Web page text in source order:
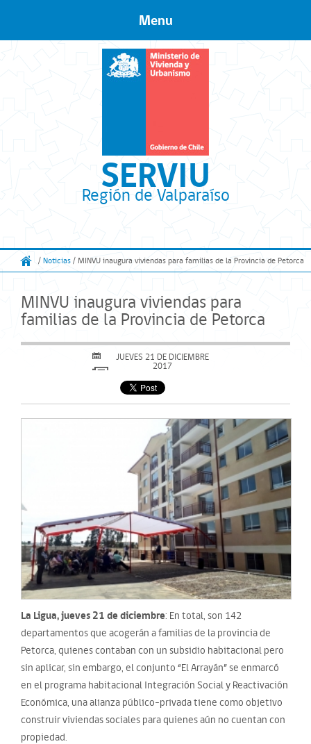
SERVIU
Región de Valparaíso
Menu
/ Noticias / MINVU inaugura viviendas para familias de la Provincia de Petorca
MINVU inaugura viviendas para
familias de la Provincia de Petorca
JUEVES 21 DE DICIEMBRE
2017
La Ligua, jueves 21 de diciembre: En total, son 142
departamentos que acogerán a familias de la provincia de
Petorca, quienes contaban con un subsidio habitacional pero
sin aplicar, sin embargo, el conjunto “El Arrayán” se enmarcó
en el programa habitacional Integración Social y Reactivación
Económica, una alianza público-privada tiene como objetivo
construir viviendas sociales para quienes aún no cuentan con
propiedad.